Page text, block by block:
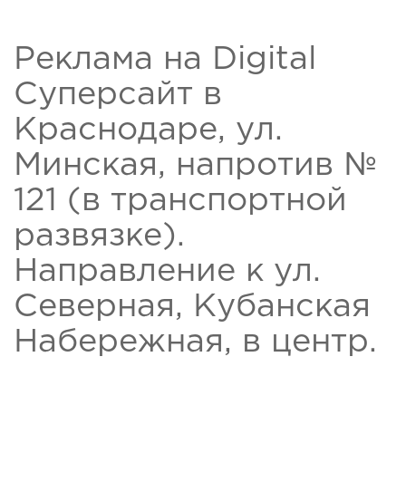
Реклама на Digital
Суперсайт в
Краснодаре, ул.
Минская, напротив №
121 (в транспортной
развязке).
Направление к ул.
Северная, Кубанская
Набережная, в центр.